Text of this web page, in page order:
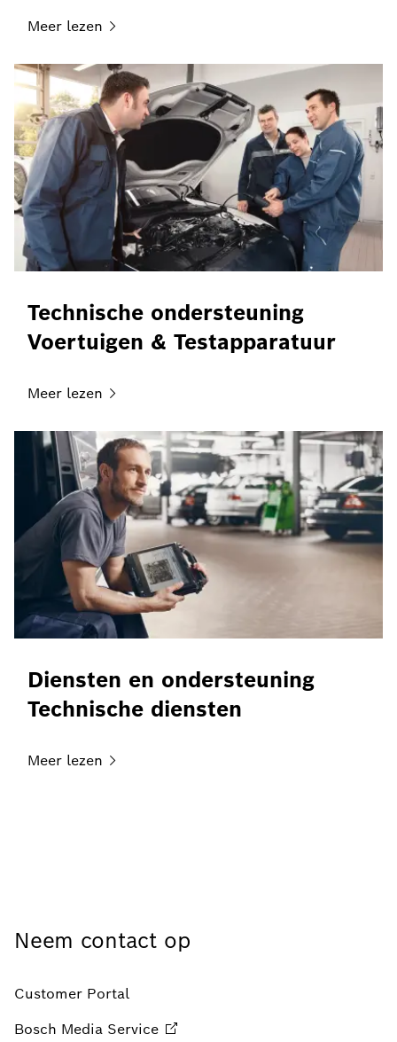
Meer lezen
Technische ondersteuning
Voertuigen & Testapparatuur
Meer lezen
Diensten en ondersteuning
Technische diensten
Meer lezen
Neem contact op
Customer Portal
Bosch Media Service